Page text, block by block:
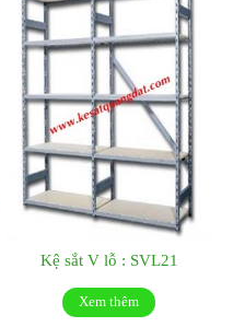
Kệ sắt V lỗ : SVL21
Xem thêm